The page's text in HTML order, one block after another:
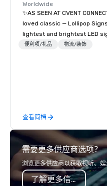
Worldwide
✨AS SEEN AT CVENT
loved classic — Lollipop
lightest and brightest LED
world • Open Seats in Dark
information, or send us your
we will create an interactive
presentation highlighting
便利项/礼品 物流/装饰
查看简档
需要更多供应商选项？
浏览更多供应商以获取视听、娱
了解更多信息